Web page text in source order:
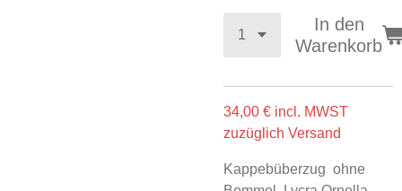
In den
Warenkorb
34,00 € incl. MWST
zuzüglich Versand
Kappebüberzug ohne